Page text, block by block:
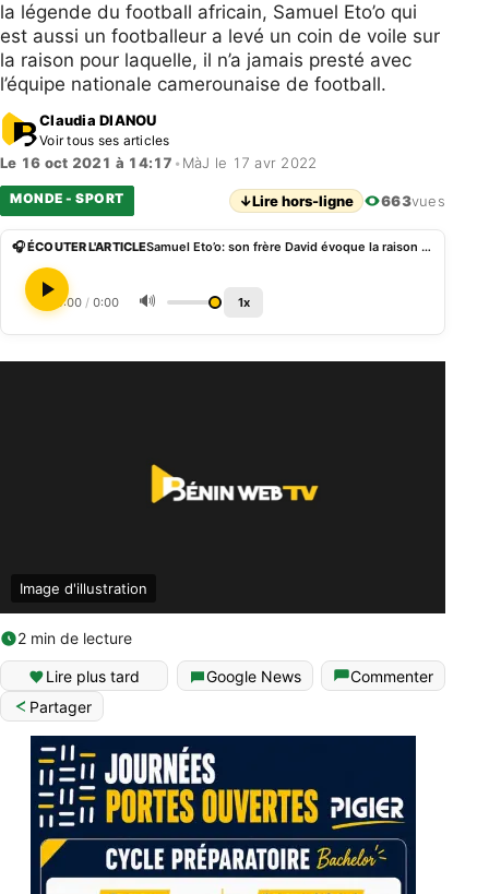
la légende du football africain, Samuel Eto’o qui
est aussi un footballeur a levé un coin de voile sur
la raison pour laquelle, il n’a jamais presté avec
l’équipe nationale camerounaise de football.
Claudia DIANOU
Voir tous ses articles
Le 16 oct 2021 à 14:17 • MàJ le 17 avr 2022
MONDE - SPORT ↓Lire hors-ligne 663vues
🎧 ÉCOUTER L'ARTICLE Samuel Eto’o: son frère David évoque la raison pour laquelle, il ne joue pas pour l’équipe camerounaise
0:00 / 0:00 🔊 1x
Image d'illustration
2 min de lecture
Lire plus tard Google News
Commenter
Partager